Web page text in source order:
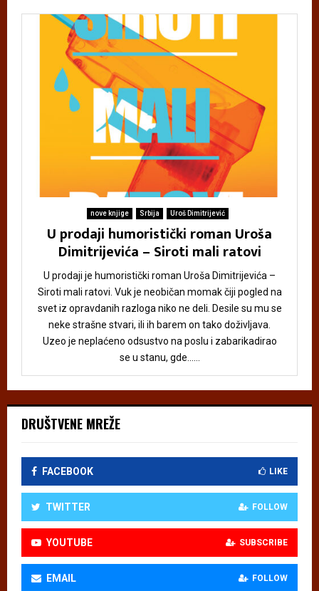
nove knjige Srbija Uroš Dimitrijević
U prodaji humoristički roman Uroša
Dimitrijevića – Siroti mali ratovi
U prodaji je humoristički roman Uroša Dimitrijevića –
Siroti mali ratovi. Vuk je neobičan momak čiji pogled na
svet iz opravdanih razloga niko ne deli. Desile su mu se
neke strašne stvari, ili ih barem on tako doživljava.
Uzeo je neplaćeno odsustvo na poslu i zabarikadirao
se u stanu, gde......
DRUŠTVENE MREŽE
FACEBOOK LIKE
TWITTER FOLLOW
YOUTUBE SUBSCRIBE
EMAIL FOLLOW